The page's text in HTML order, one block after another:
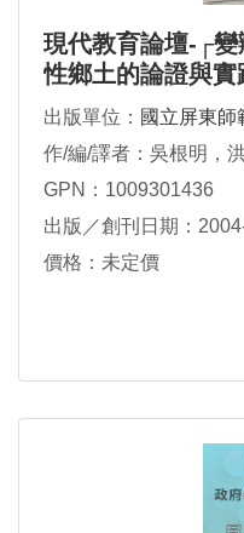
現代教育論壇-┌
性鄉土的論證與
出版單位： 國立屏東師
作/編/譯者：吳根明，
GPN：1009301436
出版／創刊日期：
價格：未定價